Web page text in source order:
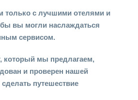
только с лучшими отелями и
вы могли наслаждаться
сервисом.
который мы предлагаем,
и проверен нашей
путешествие